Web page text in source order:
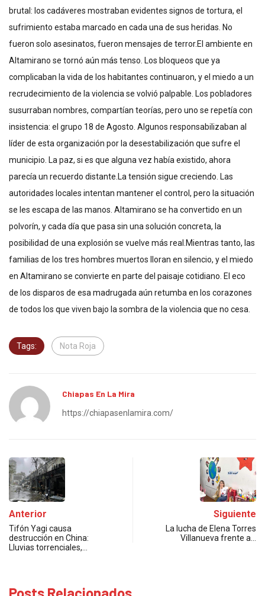
brutal: los cadáveres mostraban evidentes signos de tortura, el
sufrimiento estaba marcado en cada una de sus heridas. No
fueron solo asesinatos, fueron mensajes de terror.El ambiente en
Altamirano se tornó aún más tenso. Los bloqueos que ya
complicaban la vida de los habitantes continuaron, y el miedo a un
recrudecimiento de la violencia se volvió palpable. Los pobladores
susurraban nombres, compartían teorías, pero uno se repetía con
insistencia: el grupo 18 de Agosto. Algunos responsabilizaban al
líder de esta organización por la desestabilización que sufre el
municipio. La paz, si es que alguna vez había existido, ahora
parecía un recuerdo distante.La tensión sigue creciendo. Las
autoridades locales intentan mantener el control, pero la situación
se les escapa de las manos. Altamirano se ha convertido en un
polvorín, y cada día que pasa sin una solución concreta, la
posibilidad de una explosión se vuelve más real.Mientras tanto, las
familias de los tres hombres muertos lloran en silencio, y el miedo
en Altamirano se convierte en parte del paisaje cotidiano. El eco
de los disparos de esa madrugada aún retumba en los corazones
de todos los que viven bajo la sombra de la violencia que no cesa.
Tags: Nota Roja
Chiapas En La Mira
https://chiapasenlamira.com/
Anterior
Tifón Yagi causa
destrucción en China:
Lluvias torrenciales,…
Siguiente
La lucha de Elena Torres
Villanueva frente a…